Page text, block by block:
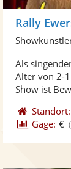
Als
Alter von 2-
Show ist
Standort:
Gage: €